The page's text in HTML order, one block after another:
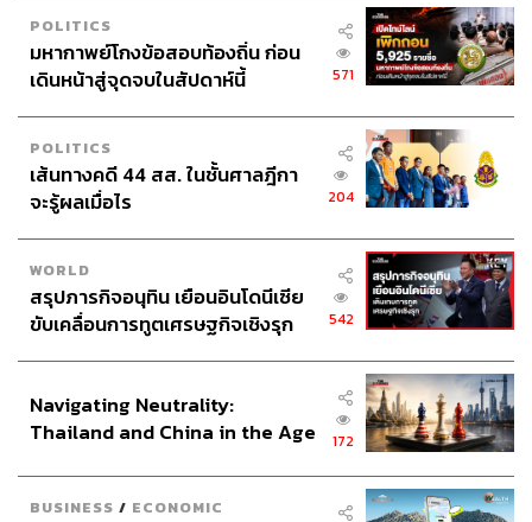
POLITICS
มหากาพย์โกงข้อสอบท้องถิ่น ก่อน
เดินหน้าสู่จุดจบในสัปดาห์นี้
571
POLITICS
เส้นทางคดี 44 สส. ในชั้นศาลฎีกา
จะรู้ผลเมื่อไร
204
WORLD
สรุปภารกิจอนุทิน เยือนอินโดนีเซีย
ขับเคลื่อนการทูตเศรษฐกิจเชิงรุก
542
Navigating Neutrality:
Thailand and China in the Age
172
BUSINESS / ECONOMIC